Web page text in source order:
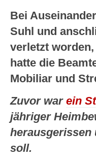
Bei
Suhl und
verletzt
hatte die
Mobiliar und
Zuvor war ein
jähriger
herausgerissen
soll.